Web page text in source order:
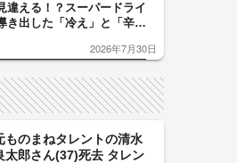
違える！？スーパードライ
き出した「冷え」と「辛
「辛口カーブ」が飲み頃の
2026年7月30日
ものまねタレントの清水
太郎さん(37)死去 タレン